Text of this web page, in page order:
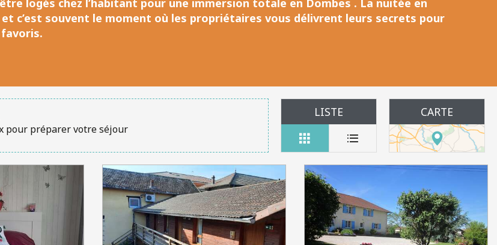
logés chez l’habitant pour une immersion totale en Dombes . La nuitée en
et c’est souvent le moment où les propriétaires vous délivrent leurs secrets pour
pour préparer votre séjour
LISTE CARTE